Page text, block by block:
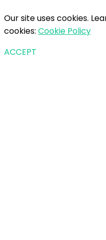
Our site uses cookies.
cookies: Cookie Policy
ACCEPT